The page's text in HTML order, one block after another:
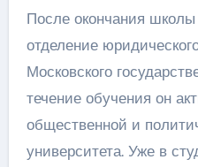
После окончания
отделение
Московского
течение обучения он
общественной и
университета. Уже в